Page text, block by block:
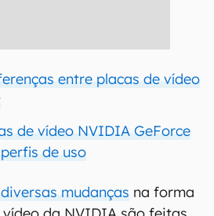
entre placas de vídeo
de vídeo NVIDIA GeForce
de uso
mudanças na forma